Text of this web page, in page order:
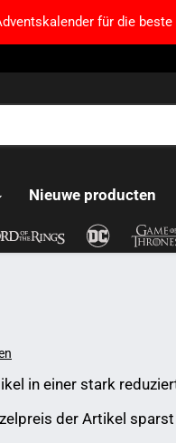
für die
Nieuwe producten
in einer stark
der Artikel sparst